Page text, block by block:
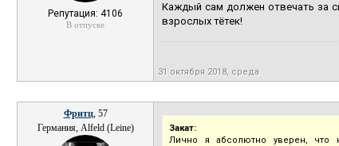
Репутация: 4106
В отпуске
Каждый сам должен отвечать за
взрослых тётек!
31 октября 2018, среда
Фритц, 57
Германия, Alfeld (Leine)
Закат:
Лично я абсолютно уверен, что